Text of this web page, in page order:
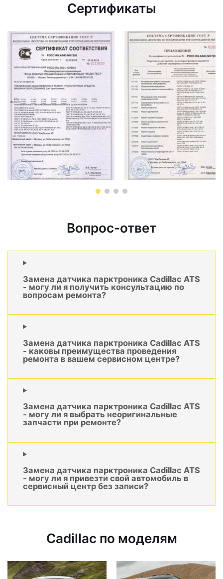
Сертификаты
Вопрос-ответ
Замена датчика парктроника Cadillac ATS
- могу ли я получить консультацию по
вопросам ремонта?
Замена датчика парктроника Cadillac ATS
- каковы преимущества проведения
ремонта в вашем сервисном центре?
Замена датчика парктроника Cadillac ATS
- могу ли я выбрать неоригинальные
запчасти при ремонте?
Замена датчика парктроника Cadillac ATS
- могу ли я привезти свой автомобиль в
сервисный центр без записи?
Cadillac по моделям